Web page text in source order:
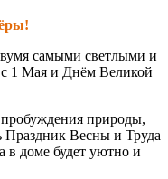
самыми светлыми и
1 Мая и Днём Великой
природы,
Праздник Весны и Труда
в доме будет уютно и